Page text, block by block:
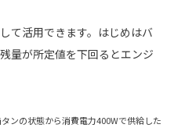
て活用できます。はじめはバ
量が所定値を下回るとエンジ
ンの状態から消費電力400Wで供給した